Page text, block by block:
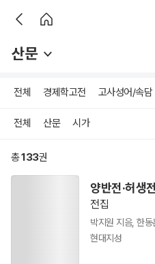
산문
전체 경제학고전 고사성어/속담
전체 산문 시가
총133권
양반전·허생
전집
박지원 지음, 한
현대지성